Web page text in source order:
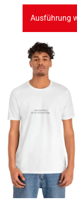
Ausführung